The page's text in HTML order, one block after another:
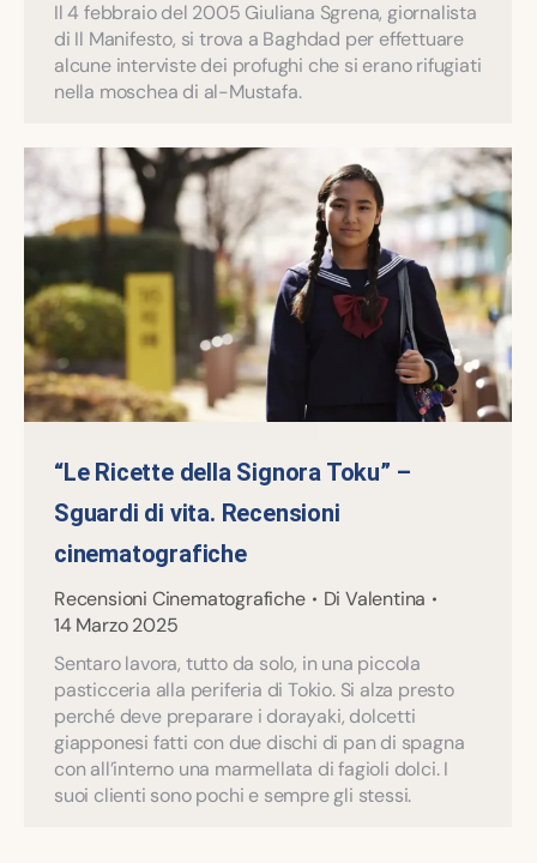
Il 4 febbraio del 2005 Giuliana Sgrena, giornalista
di Il Manifesto, si trova a Baghdad per effettuare
alcune interviste dei profughi che si erano rifugiati
nella moschea di al-Mustafa.
“Le Ricette della Signora Toku” –
Sguardi di vita. Recensioni
cinematografiche
Recensioni Cinematografiche DiValentina
14 Marzo 2025
Sentaro lavora, tutto da solo, in una piccola
pasticceria alla periferia di Tokio. Si alza presto
perché deve preparare i dorayaki, dolcetti
giapponesi fatti con due dischi di pan di spagna
con all’interno una marmellata di fagioli dolci. I
suoi clienti sono pochi e sempre gli stessi.